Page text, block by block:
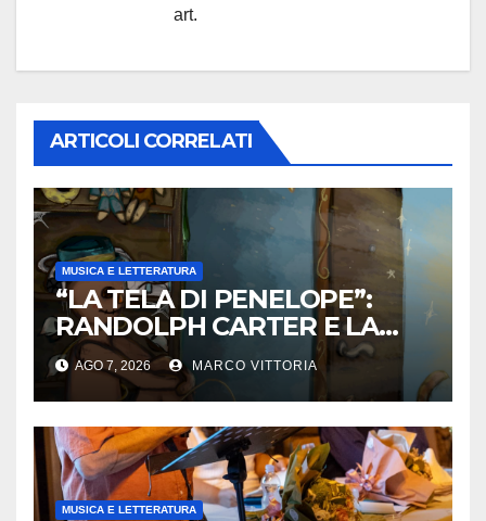
art.
ARTICOLI CORRELATI
MUSICA E LETTERATURA
“LA TELA DI PENELOPE”:
RANDOLPH CARTER E LA
ROTTURA CHE DIVENTA
LIBERTÀ
AGO 7, 2026 MARCO VITTORIA
MUSICA E LETTERATURA